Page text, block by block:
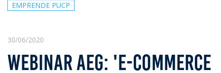
EMPRENDE PUCP
30/06/2020
WEBINAR AEG: 'E-COMMERCE